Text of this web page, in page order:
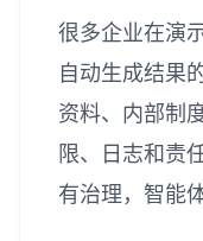
很多企业在演
自动生成结果
资料、内部制
限、日志和责
有治理，智能